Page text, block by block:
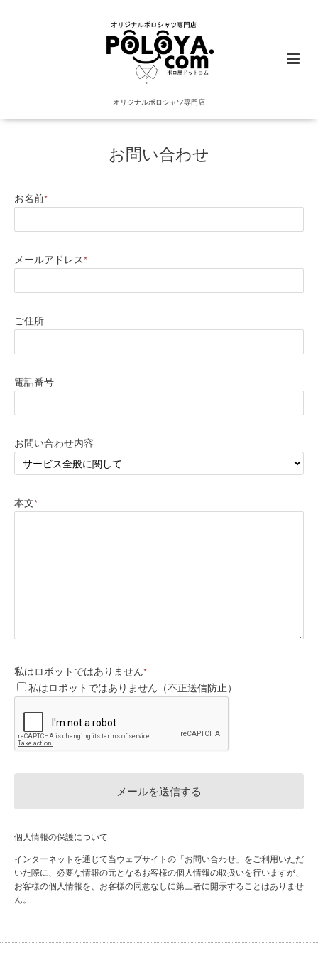
オリジナルポロシャツ専門店
お問い合わせ
お名前*
メールアドレス*
ご住所
電話番号
お問い合わせ内容
本文*
私はロボットではありません*
私はロボットではありません（不正送信防止）
個人情報の保護について
インターネットを通じて当ウェブサイトの「お問い合わせ」をご利用いただ
いた際に、必要な情報の元となるお客様の個人情報の取扱いを行いますが、
お客様の個人情報を、お客様の同意なしに第三者に開示することはありませ
ん。